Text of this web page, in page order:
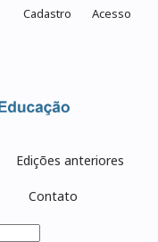
Edições anteriores
Contato
Cadastro Acesso